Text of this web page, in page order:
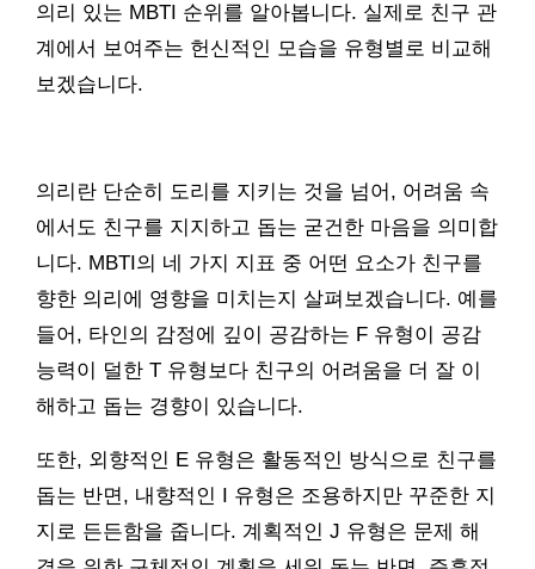
의리 있는 MBTI 순위를 알아봅니다. 실제로 친구 관
계에서 보여주는 헌신적인 모습을 유형별로 비교해
보겠습니다.
의리란 단순히 도리를 지키는 것을 넘어, 어려움 속
에서도 친구를 지지하고 돕는 굳건한 마음을 의미합
니다. MBTI의 네 가지 지표 중 어떤 요소가 친구를
향한 의리에 영향을 미치는지 살펴보겠습니다. 예를
들어, 타인의 감정에 깊이 공감하는 F 유형이 공감
능력이 덜한 T 유형보다 친구의 어려움을 더 잘 이
해하고 돕는 경향이 있습니다.
또한, 외향적인 E 유형은 활동적인 방식으로 친구를
돕는 반면, 내향적인 I 유형은 조용하지만 꾸준한 지
지로 든든함을 줍니다. 계획적인 J 유형은 문제 해